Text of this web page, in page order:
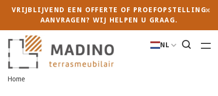
VRIJBLIJVEND EEN OFFERTE OF PROEFOPSTELLING
AANVRAGEN? WIJ HELPEN U GRAAG.
NL
Home